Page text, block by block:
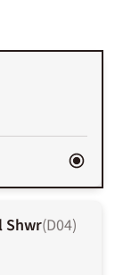
Shwr(D04)